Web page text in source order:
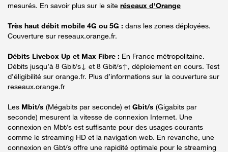
mesurés. En savoir plus sur le site réseaux d'Orange
Très haut débit mobile 4G ou 5G : dans les zones déployées.
Couverture sur reseaux.orange.fr.
Débits Livebox Up et Max Fibre : En France métropolitaine.
Débits jusqu’à 8 Gbit/s↓ et 8 Gbit/s↑, déploiement en cours. Test
d’éligibilité sur orange.fr. Plus d’informations sur la couverture sur
reseaux.orange.fr
Les Mbit/s (Mégabits par seconde) et Gbit/s (Gigabits par
seconde) mesurent la vitesse de connexion Internet. Une
connexion en Mbt/s est suffisante pour des usages courants
comme le streaming HD et la navigation web. En revanche, une
connexion en Gbt/s offre une rapidité optimale pour le streaming